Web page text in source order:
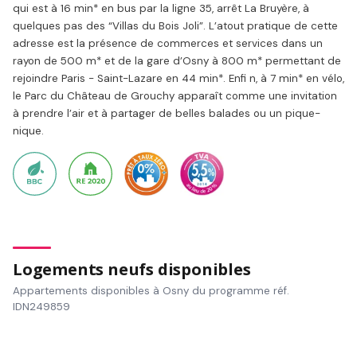
qui est à 16 min* en bus par la ligne 35, arrêt La Bruyère, à
quelques pas des “Villas du Bois Joli”. L’atout pratique de cette
adresse est la présence de commerces et services dans un
rayon de 500 m* et de la gare d’Osny à 800 m* permettant de
rejoindre Paris - Saint-Lazare en 44 min*. Enfi n, à 7 min* en vélo,
le Parc du Château de Grouchy apparaît comme une invitation
à prendre l’air et à partager de belles balades ou un pique-
nique.
Logements neufs disponibles
Appartements disponibles à Osny du programme réf.
IDN249859